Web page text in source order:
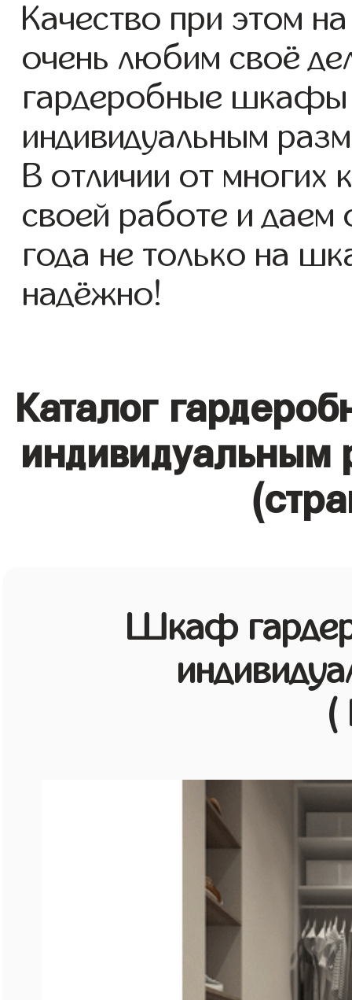
Качество при этом
очень любим своё
гардеробные шкафы
индивидуальным
В отличии от многих
своей работе и
года не только на
надёжно!
Каталог
Шкаф
(